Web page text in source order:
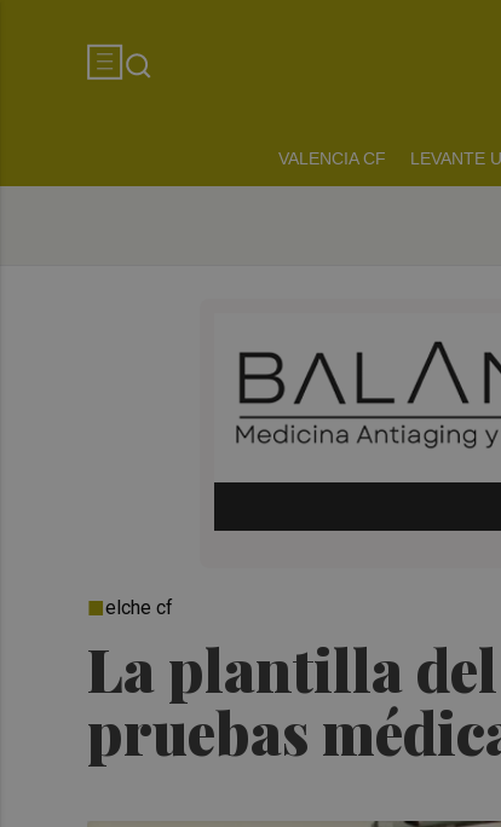
VALENCIA CF LEVANTE
La plantilla
pruebas
elche cf